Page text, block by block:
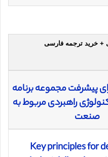
+ خرید ترجمه فارسی
پیشرفت مجموعه برنامه
راهبردی مربوط به
صنعت
Key principles for